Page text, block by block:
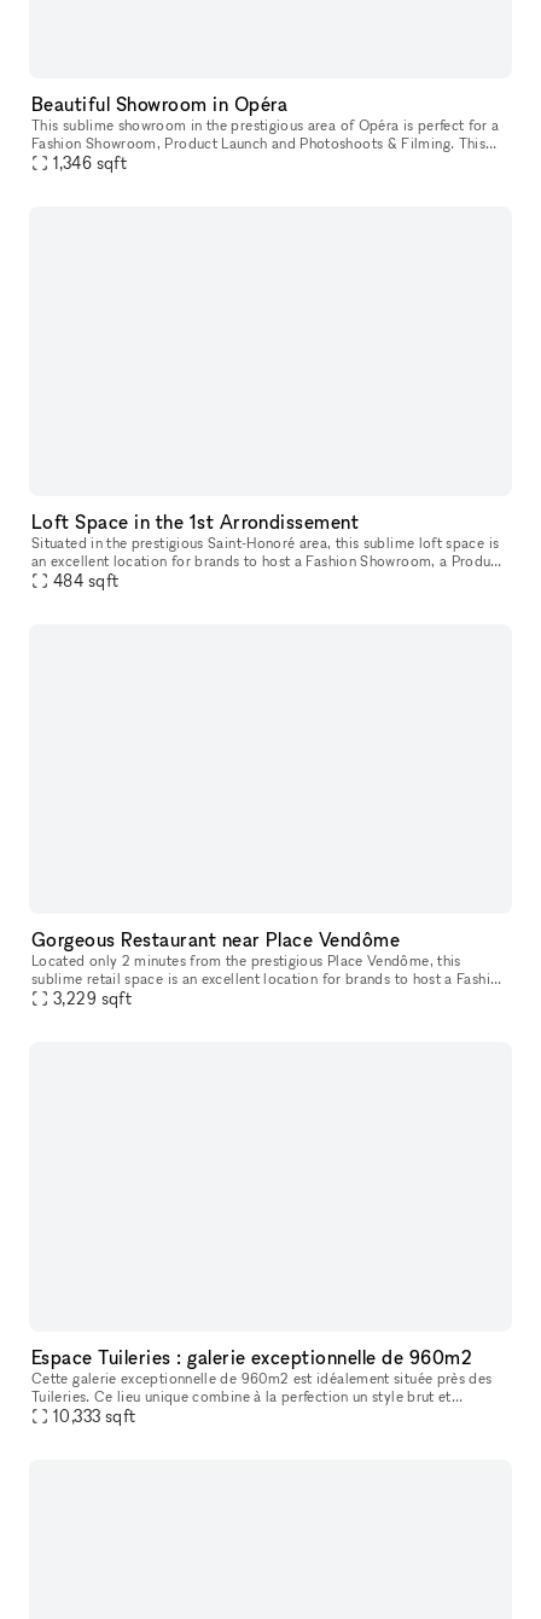
Beautiful Showroom in Opéra
This sublime showroom in the prestigious area of Opéra is perfect for a
Fashion Showroom, Product Launch and Photoshoots & Filming. This
magnificent venue is a rare Parisian gem. The space is enchan
1,346 sqft
Loft Space in the 1st Arrondissement
Situated in the prestigious Saint-Honoré area, this sublime loft space is
an excellent location for brands to host a Fashion Showroom, a Product
Sale or an Art Opening. Located on the first floor, th
484 sqft
Gorgeous Restaurant near Place Vendôme
Located only 2 minutes from the prestigious Place Vendôme, this
sublime retail space is an excellent location for brands to host a Fashion
3,229 sqft
Espace Tuileries : galerie exceptionnelle de 960m2
Cette galerie exceptionnelle de 960m2 est idéalement située près des
Tuileries. Ce lieu unique combine à la perfection un style brut et
10,333 sqft